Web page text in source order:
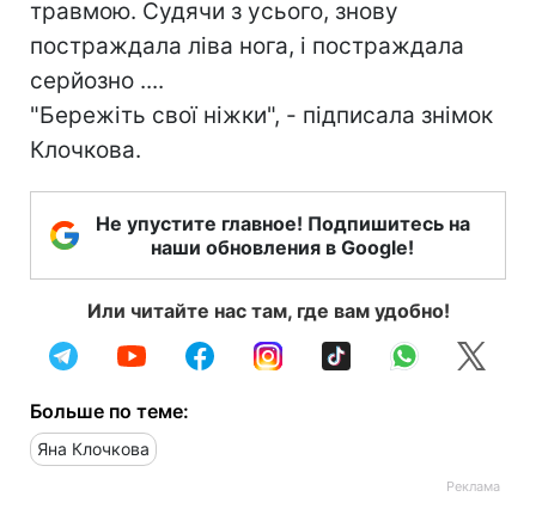
травмою. Судячи з усього, знову
постраждала ліва нога, і постраждала
серйозно ....
"Бережіть свої ніжки", - підписала знімок
Клочкова.
Не упустите главное! Подпишитесь на
наши обновления в Google!
Или читайте нас там, где вам удобно!
Больше по теме:
Яна Клочкова